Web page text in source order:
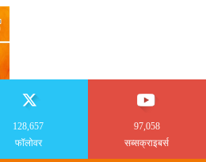
128,657
फॉलोवर
97,058
सब्सक्राइबर्स